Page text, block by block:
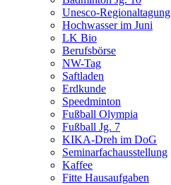
Unesco-Regionaltagung
Hochwasser im Juni
LK Bio
Berufsbörse
NW-Tag
Saftladen
Erdkunde
Speedminton
Fußball Olympia
Fußball Jg. 7
KIKA-Dreh im DoG
Seminarfachausstellung
Kaffee
Fitte Hausaufgaben